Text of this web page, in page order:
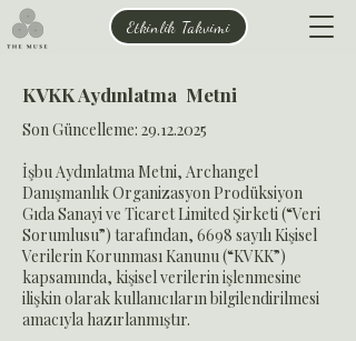
Etkinlik Takvimi
KVKK Aydınlatma Metni
Son Güncelleme: 29.12.2025
İşbu Aydınlatma Metni, Archangel
Danışmanlık Organizasyon Prodüksiyon
Gıda Sanayi ve Ticaret Limited Şirketi (“Veri
Sorumlusu”) tarafından, 6698 sayılı Kişisel
Verilerin Korunması Kanunu (“KVKK”)
kapsamında, kişisel verilerin işlenmesine
ilişkin olarak kullanıcıların bilgilendirilmesi
amacıyla hazırlanmıştır.